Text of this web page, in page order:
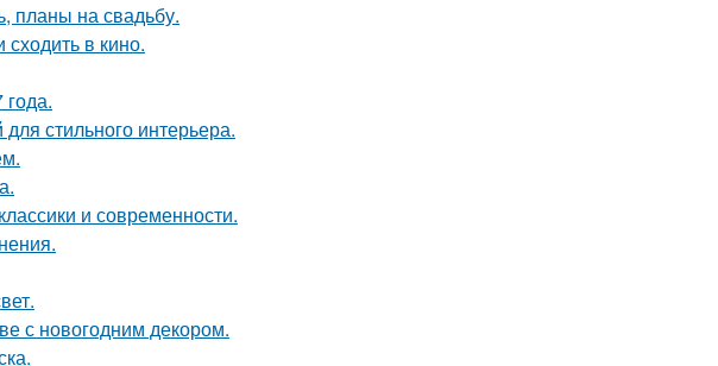
планы на свадьбу.
в кино.
стильного интерьера.
и современности.
с новогодним декором.